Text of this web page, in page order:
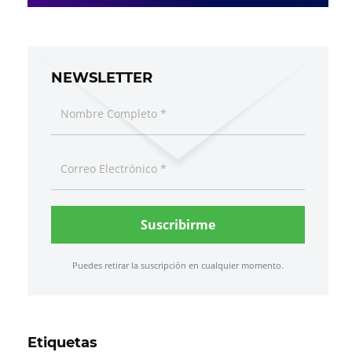
NEWSLETTER
Suscribirme
Puedes retirar la suscripción en cualquier momento.
Etiquetas